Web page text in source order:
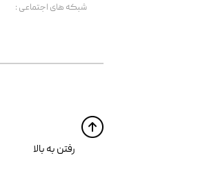
​​رفتن به بالا
​شبکه های اجتماعی :